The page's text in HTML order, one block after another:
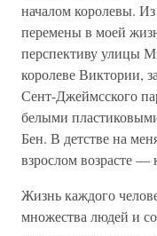
началом королевы.
перемены в моей
перспективу улицы
королеве Виктории,
Сент-Джеймсского
белыми
Бен. В детстве на
взрослом возрасте —
Жизнь каждого
множества людей и